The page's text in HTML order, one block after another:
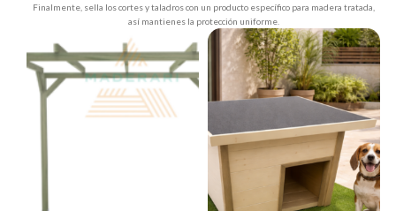
Finalmente, sella los cortes y taladros con un producto específico para madera tratada,
así mantienes la protección uniforme.